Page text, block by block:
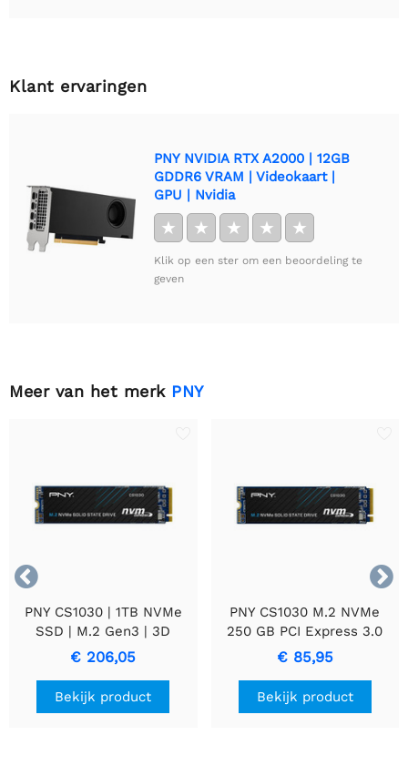
Klant ervaringen
PNY NVIDIA RTX A2000 | 12GB
GDDR6 VRAM | Videokaart |
GPU | Nvidia
★ ★ ★ ★ ★
Klik op een ster om een beoordeling te
geven
Meer van het merk PNY


PNY CS1030 | 1TB NVMe
SSD | M.2 Gen3 | 3D
NAND Flash | 2.100 MB/s
lezen | 1.900 MB/s
schrijven
€ 206,05
Bekijk product
PNY CS1030 M.2 NVMe
250 GB PCI Express 3.0
€ 85,95
Bekijk product